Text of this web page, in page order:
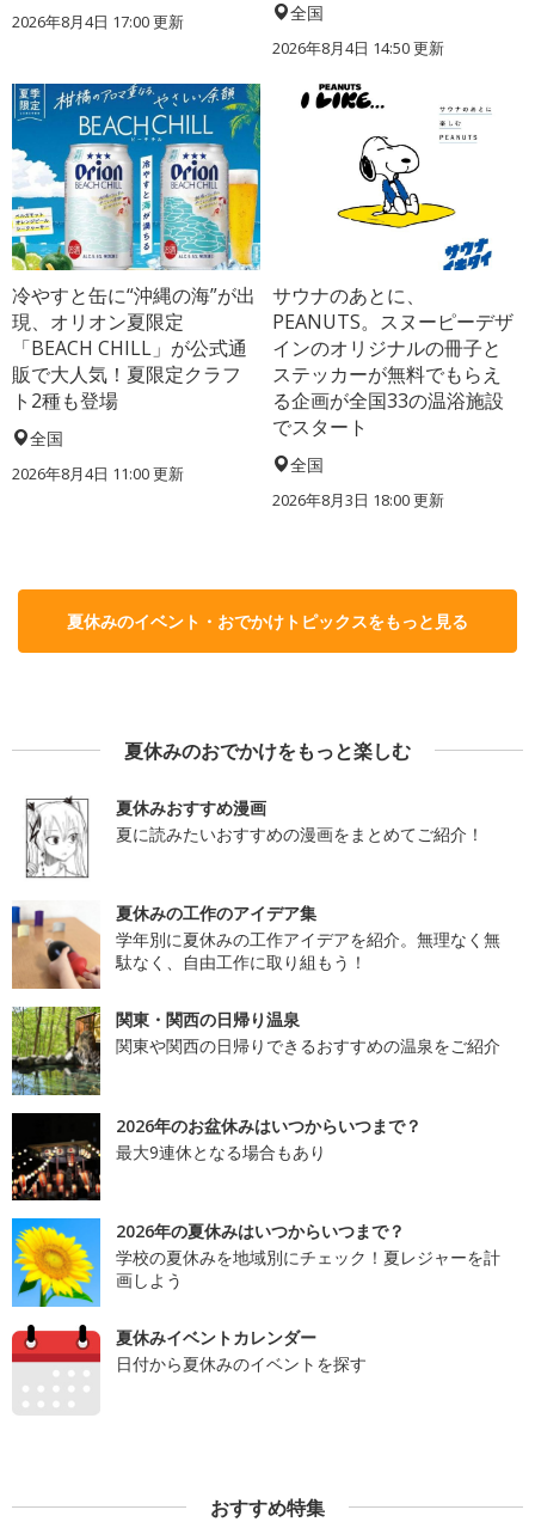
2026年8月4日 17:00更新 全国
2026年8月4日 14:50更新
冷やすと缶に“沖縄の海”が出
現、オリオン夏限定
「BEACH CHILL」が公式通
販で大人気！夏限定クラフ
ト2種も登場
全国
2026年8月4日 11:00更新
サウナのあとに、
PEANUTS。スヌーピーデザ
インのオリジナルの冊子と
ステッカーが無料でもらえ
る企画が全国33の温浴施設
でスタート
全国
2026年8月3日 18:00更新
夏休みのイベント・おでかけトピックスをもっと見る
夏休みのおでかけをもっと楽しむ
夏休みおすすめ漫画
夏に読みたいおすすめの漫画をまとめてご紹介！
夏休みの工作のアイデア集
学年別に夏休みの工作アイデアを紹介。無理なく無
駄なく、自由工作に取り組もう！
関東・関西の日帰り温泉
関東や関西の日帰りできるおすすめの温泉をご紹介
2026年のお盆休みはいつからいつまで？
最大9連休となる場合もあり
2026年の夏休みはいつからいつまで？
学校の夏休みを地域別にチェック！夏レジャーを計
画しよう
夏休みイベントカレンダー
日付から夏休みのイベントを探す
おすすめ特集